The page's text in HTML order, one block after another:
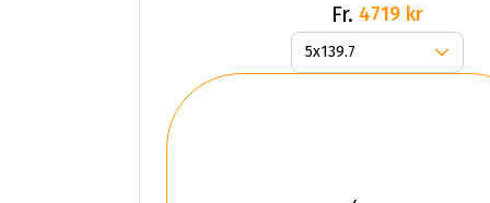
Fr. 4719 kr